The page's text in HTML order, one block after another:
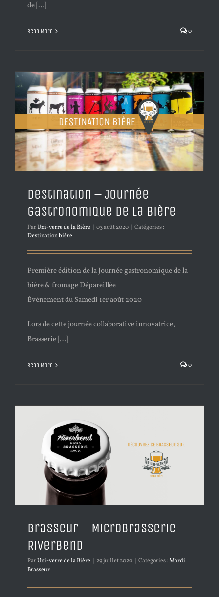
de […]
Read More 0
Destination – Journée
gastronomique de la bière
ParUni-verre de la Bière 03 août 2020
Catégories :
Destination bière
Première édition de la Journée gastronomique de la
bière & fromage Dépareillée
Événement du Samedi 1er août 2020
Lors de cette journée collaborative innovatrice,
Brasserie […]
Read More 0
Brasseur – Microbrasserie
Riverbend
ParUni-verre de la Bière 29 juillet 2020 Catégories :Mardi
Brasseur